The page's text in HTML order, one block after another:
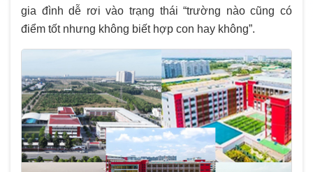
gia đình dễ rơi vào trạng thái “trường nào cũng có
điểm tốt nhưng không biết hợp con hay không”.